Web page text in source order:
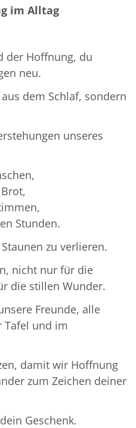
im Alltag
der Hoffnung, du
neu.
dem Schlaf, sondern
unseres
Stunden.
zu verlieren.
nicht nur für die
die stillen Wunder.
Freunde, alle
Tafel und im
damit wir Hoffnung
zum Zeichen deiner
Geschenk.